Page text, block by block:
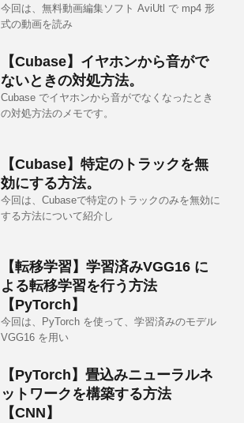
今回は、無料動画編集ソフト AviUtl で mp4 形
式の動画を読み
【Cubase】イヤホンから音がで
ないときの対処方法。
Cubase でイヤホンから音がでなくなったとき
の対処方法のメモです。
【Cubase】特定のトラックを無
効にする方法。
今回は、Cubaseで特定のトラックのみを無効に
する方法について紹介し
【転移学習】学習済みVGG16 に
よる転移学習を行う方法
【PyTorch】
今回は、PyTorch を使って、学習済みのモデル
VGG16 を用い
【PyTorch】畳込みニューラルネ
ットワークを構築する方法
【CNN】